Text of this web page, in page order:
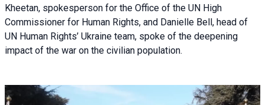
Kheetan, spokesperson for the Office of the UN High
Commissioner for Human Rights, and Danielle Bell, head of
UN Human Rights’ Ukraine team, spoke of the deepening
impact of the war on the civilian population.